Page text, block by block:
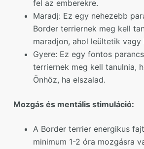
fel az emberekre.
Maradj: Ez egy nehezebb
Border terriernek meg kell
maradjon, ahol leültetik
Gyere: Ez egy fontos
terriernek meg kell tanulnia,
Önhöz, ha elszalad.
Mozgás és mentális stimuláció:
A Border terrier energikus
minimum 1-2 óra mozgásra